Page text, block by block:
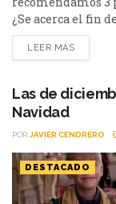
¿Se acerca el fin
producciones?
producciones
Temporada 2 –
LEER MÁS
Las de
Navidad
POR JAVIER CENDRERO
DESTACADO